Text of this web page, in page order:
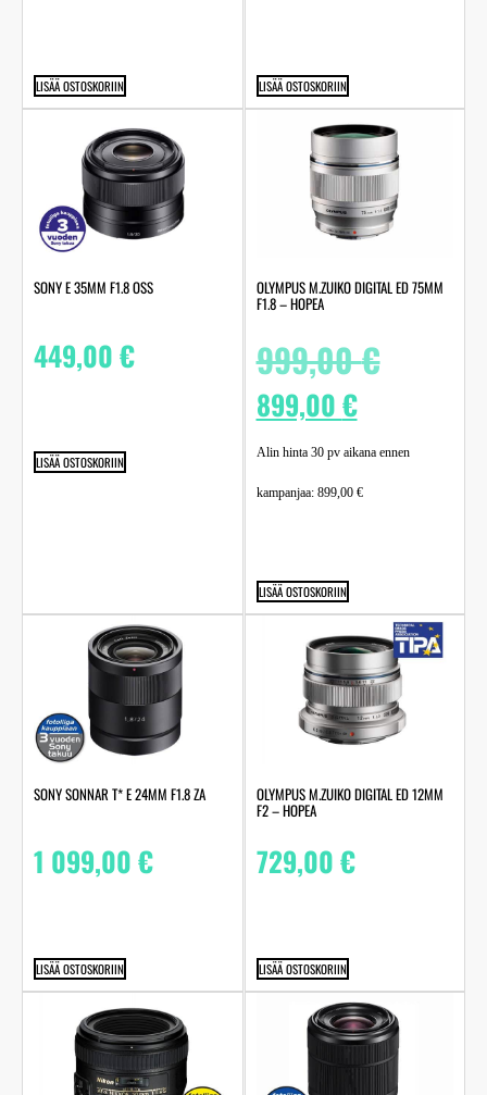
LISÄÄ OSTOSKORIIN LISÄÄ OSTOSKORIIN
SONY E 35MM F1.8 OSS
449,00€
LISÄÄ OSTOSKORIIN
OLYMPUS M.ZUIKO DIGITAL ED 75MM
F1.8 – HOPEA
999,00€
899,00€
Alin hinta 30 pv aikana ennen
kampanjaa: 899,00 €
LISÄÄ OSTOSKORIIN
SONY SONNAR T* E 24MM F1.8 ZA
1 099,00€
LISÄÄ OSTOSKORIIN
OLYMPUS M.ZUIKO DIGITAL ED 12MM
F2 – HOPEA
729,00€
LISÄÄ OSTOSKORIIN